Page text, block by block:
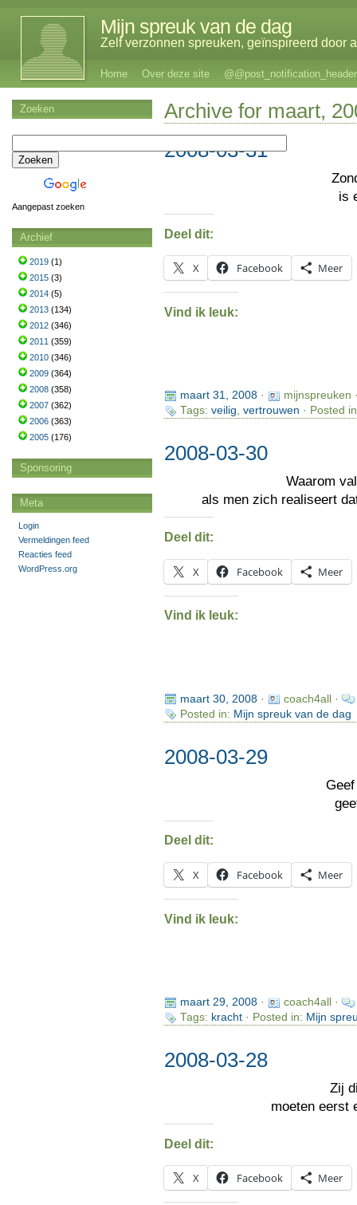
Mijn spreuk van de dag
Zelf verzonnen spreuken, geïnspireerd door
Home Over deze site @@post_notification_header
Archive for maart,
2008-03-31
is
Deel dit:
X Facebook Meer
Vind ik leuk:
maart 31, 2008·
mijnspreuken
Tags: veilig, vertrouwen · Posted
2008-03-30
Waarom
als men zich realiseert
Deel dit:
X Facebook Meer
Vind ik leuk:
maart 30, 2008·
coach4all ·
Posted in: Mijn spreuk van de dag
2008-03-29
Deel dit:
X Facebook Meer
Vind ik leuk:
maart 29, 2008·
coach4all ·
Tags: kracht· Posted in: Mijn
2008-03-28
Zij
moeten eerst
Deel dit:
X Facebook Meer
Zoeken
Aangepast zoeken
Archief
2019 (1)
2015 (3)
2014 (5)
2013 (134)
2012 (346)
2011 (359)
2010 (346)
2009 (364)
2008 (358)
2007 (362)
2006 (363)
2005 (176)
Sponsoring
Meta
Login
Vermeldingen feed
Reacties feed
WordPress.org